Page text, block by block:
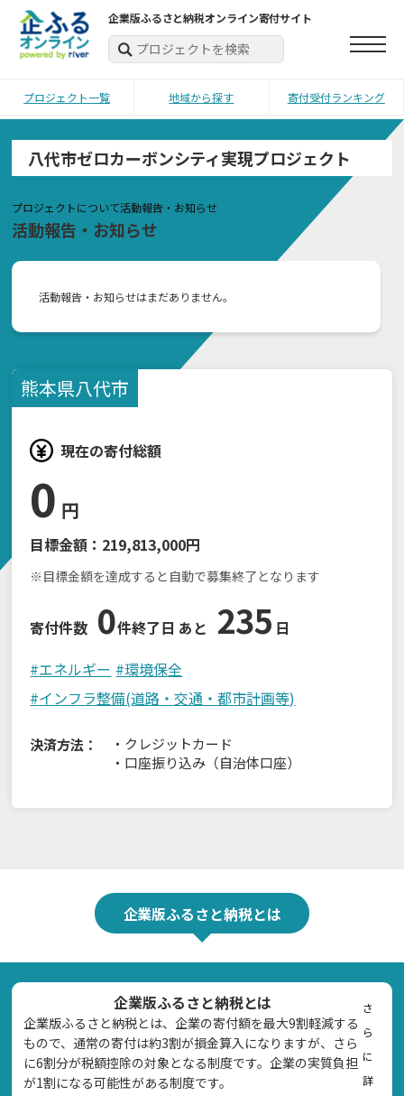
企業版ふるさと納税オンライン寄付サイト
プロジェクト一覧 地域から探す 寄付受付ランキング
八代市ゼロカーボンシティ実現プロジェクト
プロジェクトについて活動報告・お知らせ
活動報告・お知らせ
活動報告・お知らせはまだありません。
熊本県八代市
現在の寄付総額
0 円
目標金額： 219,813,000円
※目標金額を達成すると自動で募集終了となります
寄付件数 0件終了日 あと 235 日
#エネルギー #環境保全
#インフラ整備(道路・交通・都市計画等)
決済方法： ・ クレジットカード
・ 口座振り込み（自治体口座）
企業版ふるさと納税とは
企業版ふるさと納税とは
企業版ふるさと納税とは、企業の寄付額を最大9割軽減する
もので、通常の寄付は約3割が損金算入になりますが、さら
に6割分が税額控除の対象となる制度です。企業の実質負担
が1割になる可能性がある制度です。
さ
ら
に
詳